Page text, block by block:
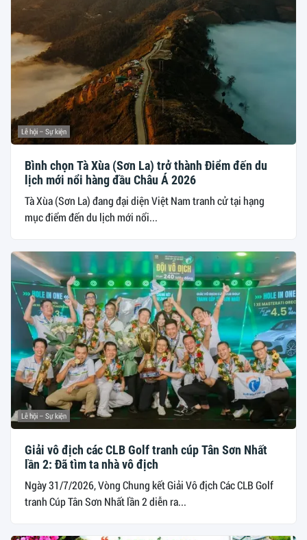
Lễ hội – Sự kiện
Bình chọn Tà Xùa (Sơn La) trở thành Điểm đến du
lịch mới nổi hàng đầu Châu Á 2026
Tà Xùa (Sơn La) đang đại diện Việt Nam tranh cử tại hạng
mục điểm đến du lịch mới nổi...
Lễ hội – Sự kiện
Giải vô địch các CLB Golf tranh cúp Tân Sơn Nhất
lần 2: Đã tìm ta nhà vô địch
Ngày 31/7/2026, Vòng Chung kết Giải Vô địch Các CLB Golf
tranh Cúp Tân Sơn Nhất lần 2 diễn ra...